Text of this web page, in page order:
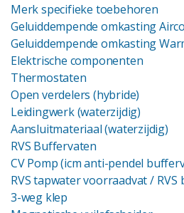
Merk specifieke toebehoren
Geluiddempende omkasting Airco
Geluiddempende omkasting
Elektrische componenten
Thermostaten
Open verdelers (hybride)
Leidingwerk (waterzijdig)
Aansluitmateriaal (waterzijdig)
RVS Buffervaten
CV Pomp (icm anti-pendel
RVS tapwater voorraadvat/ RVS
3-weg klep